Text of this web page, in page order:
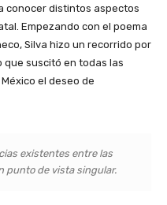
conocer distintos aspectos
Empezando con el poema
Silva hizo un recorrido por
que suscitó en todas las
el deseo de
existentes entre las
punto de vista singular.